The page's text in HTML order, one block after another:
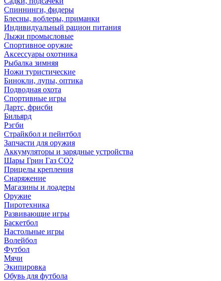
Спиннинги, фидеры
Блесны, воблеры, приманки
Индивидуальный рацион питания
Лыжи промысловые
Спортивное оружие
Аксессуары охотника
Рыбалка зимняя
Ножи туристические
Бинокли, лупы, оптика
Подводная охота
Спортивные игры
Дартс, фрисби
Бильярд
Рэгби
Страйкбол и пейнтбол
Запчасти для оружия
Аккумуляторы и зарядные устройства
Шары Грин Газ СО2
Прицелы крепления
Снаряжение
Магазины и лоадеры
Оружие
Пиротехника
Развивающие игры
Баскетбол
Настольные игры
Волейбол
Футбол
Мячи
Экипировка
Обувь для футбола